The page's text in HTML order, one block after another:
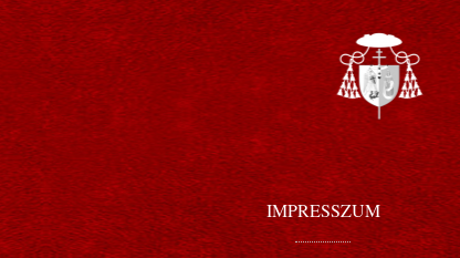
IMPRESSZUM